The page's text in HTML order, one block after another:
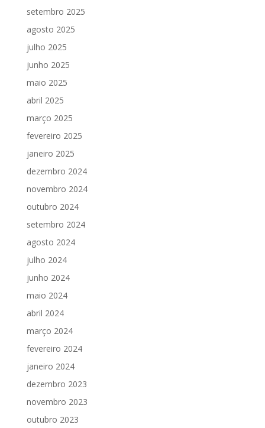
setembro 2025
agosto 2025
julho 2025
junho 2025
maio 2025
abril 2025
março 2025
fevereiro 2025
janeiro 2025
dezembro 2024
novembro 2024
outubro 2024
setembro 2024
agosto 2024
julho 2024
junho 2024
maio 2024
abril 2024
março 2024
fevereiro 2024
janeiro 2024
dezembro 2023
novembro 2023
outubro 2023